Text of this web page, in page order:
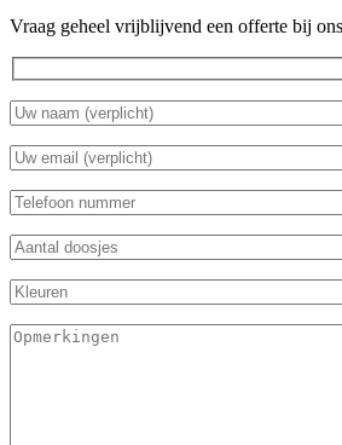
Vraag geheel vrijblijvend een offerte bij